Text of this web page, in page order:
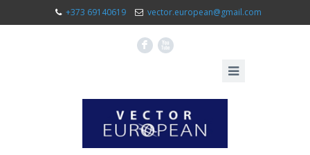
+373 69140619 vector.european@gmail.com
F X